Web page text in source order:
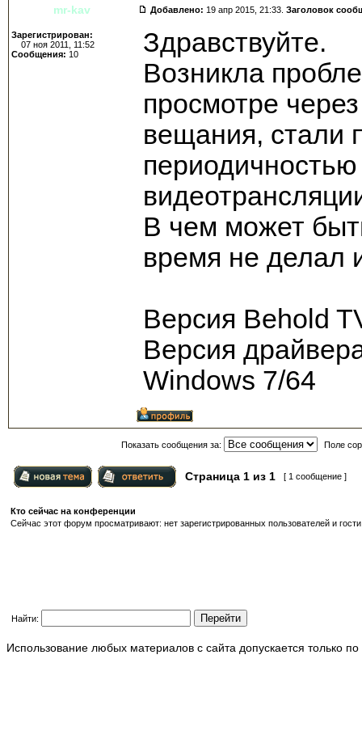
mr-kav Добавлено: 19 апр 2015, 21:33. Заголовок
Зарегистрирован:
07 ноя 2011, 11:52
Сообщения: 10
Здравствуйте.
Возникла
просмотре
вещания, стали
В чем может
время не делал
Версия Behold
Версия
Windows 7/64
Показать сообщения за: Поле
Страница 1 из 1 [ 1 сообщение ]
Кто сейчас на конференции
Сейчас этот форум просматривают: нет зарегистрированных пользователей и
Найти:
Использование любых материалов с сайта допускается только